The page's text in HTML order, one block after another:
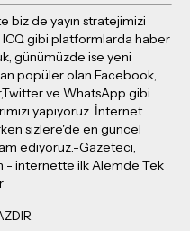
biz de yayın stratejimizi
ICQ gibi platformlarda haber
günümüzde ise yeni
popüler olan Facebook,
ve WhatsApp gibi
yapıyoruz. İnternet
sizlere'de en güncel
ediyoruz.-Gazeteci,
- internette ilk Alemde Tek